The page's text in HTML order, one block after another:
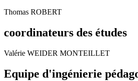
Thomas ROBERT
coordinateurs des études
Valérie WEIDER MONTEILLET
Equipe d'ingénierie